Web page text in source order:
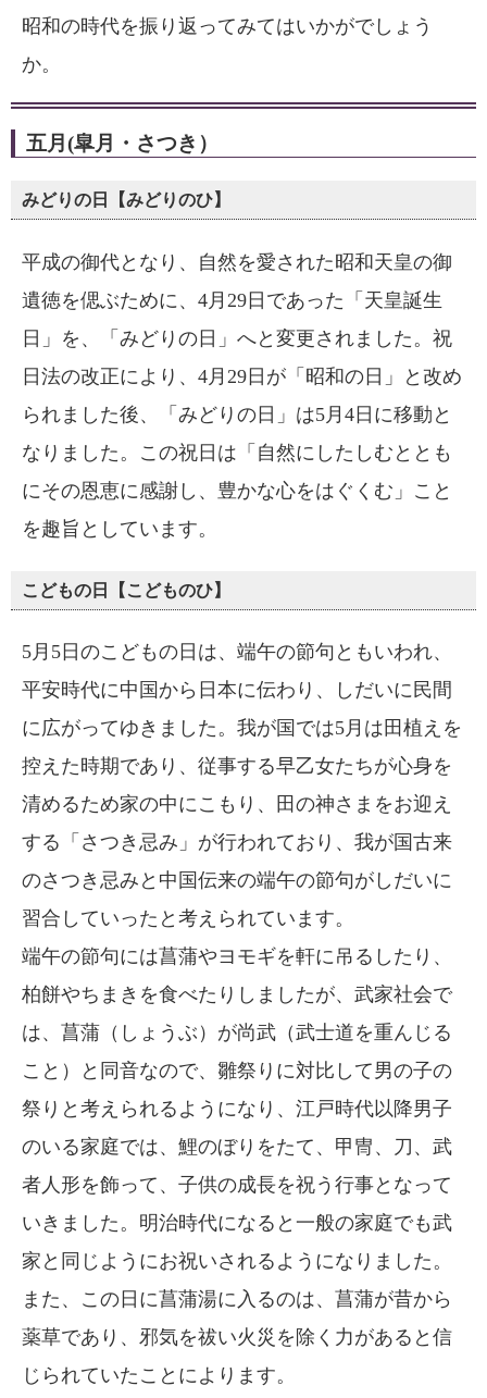
昭和の時代を振り返ってみてはいかがでしょう
か。
五月(皐月・さつき）
みどりの日【みどりのひ】
平成の御代となり、自然を愛された昭和天皇の御
遺徳を偲ぶために、4月29日であった「天皇誕生
日」を、「みどりの日」へと変更されました。祝
日法の改正により、4月29日が「昭和の日」と改め
られました後、「みどりの日」は5月4日に移動と
なりました。この祝日は「自然にしたしむととも
にその恩恵に感謝し、豊かな心をはぐくむ」こと
を趣旨としています。
こどもの日【こどものひ】
5月5日のこどもの日は、端午の節句ともいわれ、
平安時代に中国から日本に伝わり、しだいに民間
に広がってゆきました。我が国では5月は田植えを
控えた時期であり、従事する早乙女たちが心身を
清めるため家の中にこもり、田の神さまをお迎え
する「さつき忌み」が行われており、我が国古来
のさつき忌みと中国伝来の端午の節句がしだいに
習合していったと考えられています。
端午の節句には菖蒲やヨモギを軒に吊るしたり、
柏餅やちまきを食べたりしましたが、武家社会で
は、菖蒲（しょうぶ）が尚武（武士道を重んじる
こと）と同音なので、雛祭りに対比して男の子の
祭りと考えられるようになり、江戸時代以降男子
のいる家庭では、鯉のぼりをたて、甲冑、刀、武
者人形を飾って、子供の成長を祝う行事となって
いきました。明治時代になると一般の家庭でも武
家と同じようにお祝いされるようになりました。
また、この日に菖蒲湯に入るのは、菖蒲が昔から
薬草であり、邪気を祓い火災を除く力があると信
じられていたことによります。